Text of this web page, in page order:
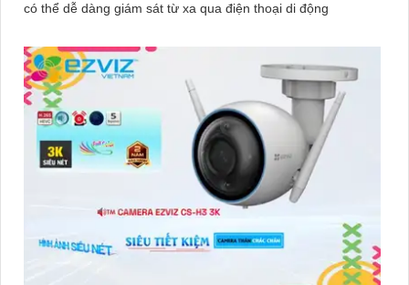
có thể dễ dàng giám sát từ xa qua điện thoại di động